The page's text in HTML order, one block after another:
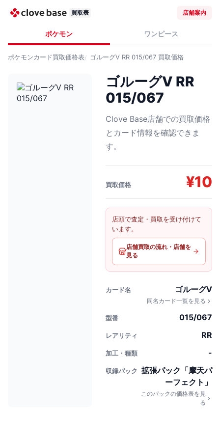
買取表 店舗案内
ポケモン ワンピース
ポケモンカード買取価格表 ゴルーグV RR 015/067 買取価格
ゴルーグV RR
015/067
Clove Base店舗での買取価格
とカード情報を確認できま
す。
買取価格 ¥10
店頭で査定・買取を受け付けて
います。
店舗買取の流れ・店舗を
見る
カード名 ゴルーグV
同名カード一覧を見る
型番 015/067
レアリティ RR
加工・種類 -
収録パック
拡張パック「摩天パ
ーフェクト」
このパックの価格表を見
る